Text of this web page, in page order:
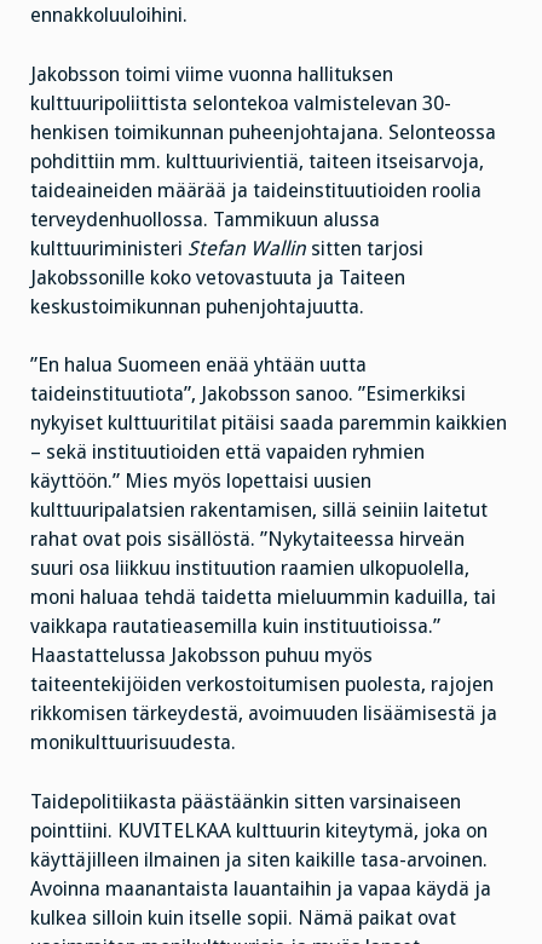
ennakkoluuloihini.
Jakobsson toimi viime vuonna hallituksen
kulttuuripoliittista selontekoa valmistelevan 30-
henkisen toimikunnan puheenjohtajana. Selonteossa
pohdittiin mm. kulttuurivientiä, taiteen itseisarvoja,
taideaineiden määrää ja taideinstituutioiden roolia
terveydenhuollossa. Tammikuun alussa
kulttuuriministeri Stefan Wallin sitten tarjosi
Jakobssonille koko vetovastuuta ja Taiteen
keskustoimikunnan puhenjohtajuutta.
”En halua Suomeen enää yhtään uutta
taideinstituutiota”, Jakobsson sanoo. ”Esimerkiksi
nykyiset kulttuuritilat pitäisi saada paremmin kaikkien
– sekä instituutioiden että vapaiden ryhmien
käyttöön.” Mies myös lopettaisi uusien
kulttuuripalatsien rakentamisen, sillä seiniin laitetut
rahat ovat pois sisällöstä. ”Nykytaiteessa hirveän
suuri osa liikkuu instituution raamien ulkopuolella,
moni haluaa tehdä taidetta mieluummin kaduilla, tai
vaikkapa rautatieasemilla kuin instituutioissa.”
Haastattelussa Jakobsson puhuu myös
taiteentekijöiden verkostoitumisen puolesta, rajojen
rikkomisen tärkeydestä, avoimuuden lisäämisestä ja
monikulttuurisuudesta.
Taidepolitiikasta päästäänkin sitten varsinaiseen
pointtiini. KUVITELKAA kulttuurin kiteytymä, joka on
käyttäjilleen ilmainen ja siten kaikille tasa-arvoinen.
Avoinna maanantaista lauantaihin ja vapaa käydä ja
kulkea silloin kuin itselle sopii. Nämä paikat ovat